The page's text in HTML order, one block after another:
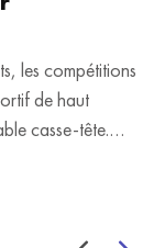
les compétitions
de haut
casse-tête.
ses études